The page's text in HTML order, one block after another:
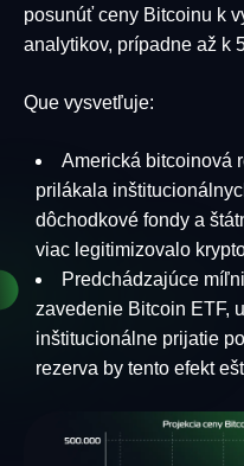
posunúť ceny Bitcoinu k
analytikov, prípadne až k
Que vysvetľuje:
Americká bitcoinová
prilákala
dôchodkové fondy a
viac legitimizovalo
Predchádzajúce
zavedenie Bitcoin ETF,
inštitucionálne prijatie
rezerva by tento efekt